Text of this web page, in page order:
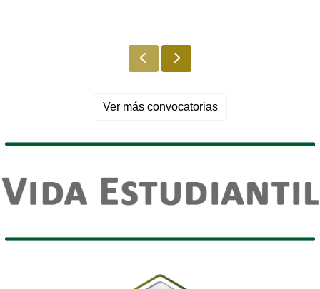
Ver más convocatorias